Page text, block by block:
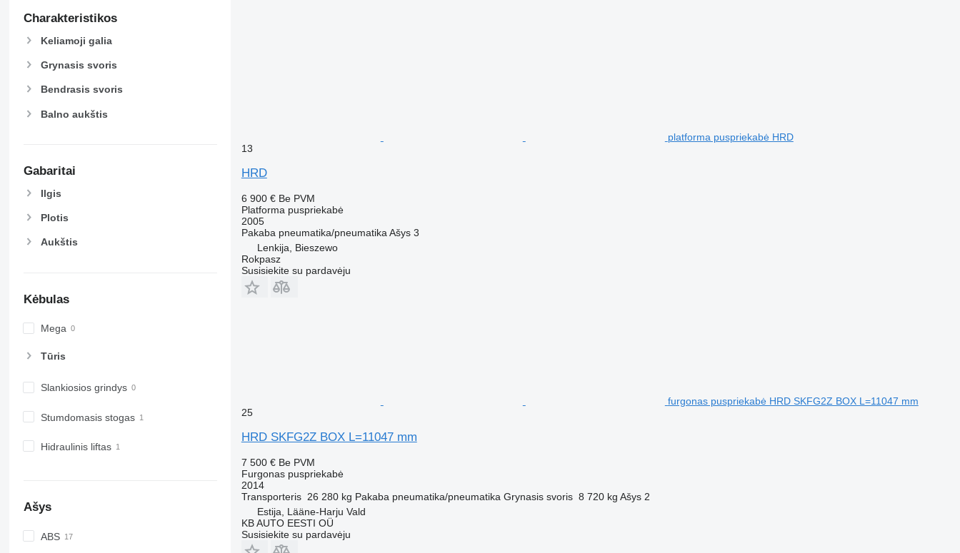
Charakteristikos
Keliamoji galia
Grynasis svoris
Bendrasis svoris
Balno aukštis
Gabaritai
Ilgis
Plotis
Aukštis
Kėbulas
Mega
Tūris
Slankiosios grindys
Stumdomasis stogas
Hidraulinis liftas
Ašys
ABS
platforma puspriekabė HRD
13
HRD
6 900 € Be PVM
Platforma puspriekabė
2005
Pakaba pneumatika/pneumatika Ašys 3
Lenkija, Bieszewo
Rokpasz
Susisiekite su pardavėju
furgonas puspriekabė HRD SKFG2Z BOX L=11047 mm
25
HRD SKFG2Z BOX L=11047 mm
7 500 € Be PVM
Furgonas puspriekabė
2014
Transporteris 26 280 kg Pakaba pneumatika/pneumatika Grynasis svoris 8 720 kg Ašys 2
Estija, Lääne-Harju Vald
KB AUTO EESTI OÜ
Susisiekite su pardavėju